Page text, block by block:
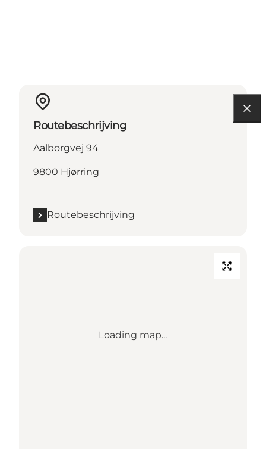
Routebeschrijving
Aalborgvej 94
9800 Hjørring
Routebeschrijving
Loading map...